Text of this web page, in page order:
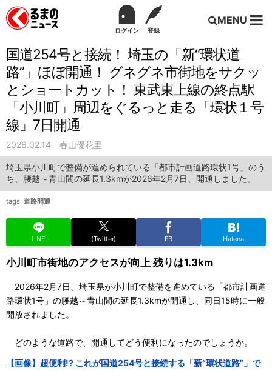
ログイン 登録
MENU
国道254号と接続！ 埼玉の「新“環状道
路”」ほぼ開通！ グネグネ市街地をサクッ
とショートカット！ 東武東上線の終点駅
「小川町」周辺をぐるっと走る「環状１号
線」7日開通
2026.02.14 春山優花里
埼玉県小川町で整備が進められている「都市計画道路環状1号」のう
ち、腰越～青山間の延長1.3kmが2026年2月7日、開通しました。
tags: 道路開通
LINE (Twitter) FB Hatena
小川町市街地のアクセスが向上 残りは1.3km
2026年2月7日、埼玉県が小川町で整備を進めている「都市計画道
路環状1号」の腰越～青山間の延長1.3kmが開通し、同日15時に一般
開放されました。
どのような道路で、開通してどう便利になったのでしょうか。
【画像】超便利!? これが国道254号と接続する「新“環状道路”」で